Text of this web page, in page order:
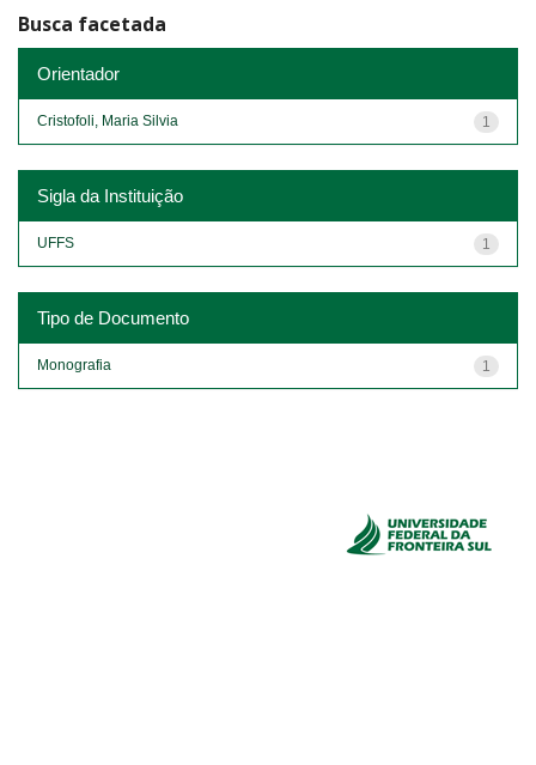
Busca facetada
Orientador
1
Cristofoli, Maria Silvia
Sigla da Instituição
1
UFFS
Tipo de Documento
1
Monografia